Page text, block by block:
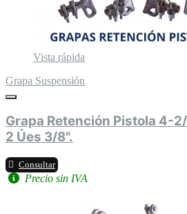
Vista rápida
Grapa Suspensión
Grapa Retención Pistola 4-
2 Úes 3/8".
Consultar
Precio sin IVA